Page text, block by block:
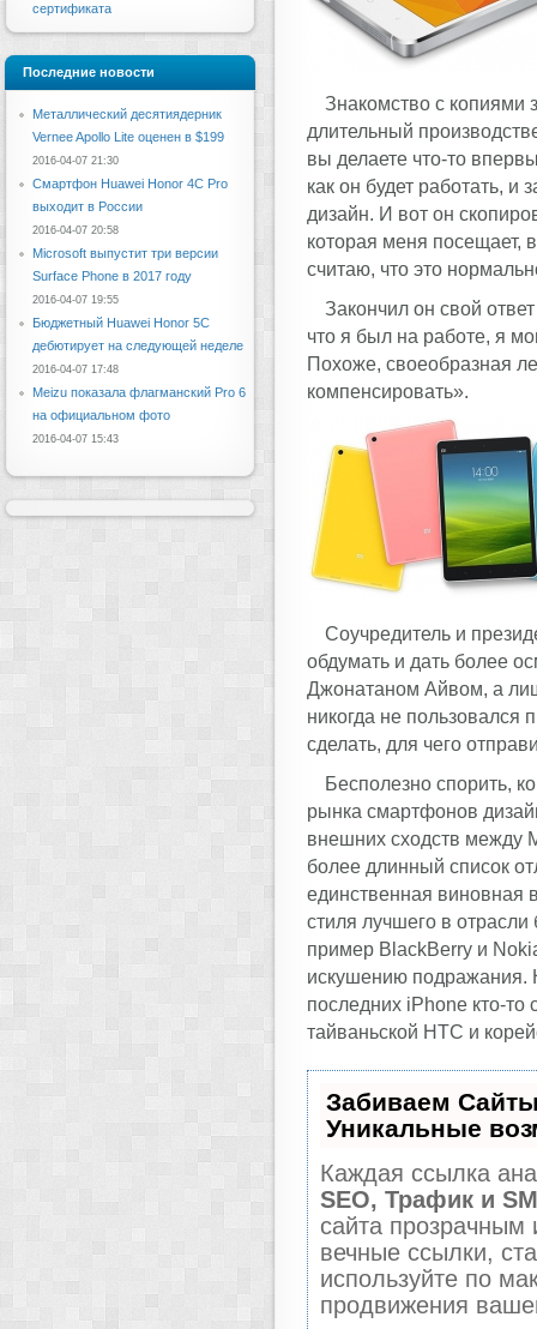
Знакомство с копиями
длительный
вы делаете что-то
как он будет работать, и
дизайн. И вот он
которая меня посещает,
считаю, что это
Закончил он свой
что я был на работе, я
Похоже, своеобразная
компенсировать».
Соучредитель и
обдумать и дать более
Джонатаном Айвом, а
никогда не пользовался
сделать, для чего
Бесполезно спорить,
рынка смартфонов
внешних сходств между
более длинный список
единственная виновная
стиля лучшего в отрасли
пример BlackBerry и
искушению подражания.
последних iPhone кто-
тайваньской HTC и
Забиваем
Уникальные
Каждая ссылка
SEO, Трафик и
сайта
вечные ссылки,
используйте по
продвижения
сертификата
Последние новости
Металлический десятиядерник
Vernee Apollo Lite оценен в $199
2016-04-07 21:30
Смартфон Huawei Honor 4C Pro
выходит в России
2016-04-07 20:58
Microsoft выпустит три версии
Surface Phone в 2017 году
2016-04-07 19:55
Бюджетный Huawei Honor 5C
дебютирует на следующей неделе
2016-04-07 17:48
Meizu показала флагманский Pro 6
на официальном фото
2016-04-07 15:43